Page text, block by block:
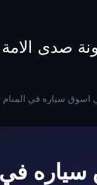
صدى الامة
اسوق سياره في المنام
في